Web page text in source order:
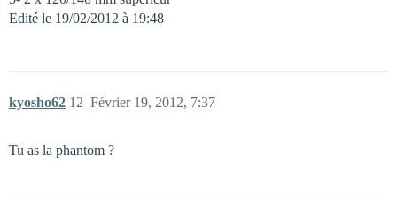
Edité le 19/02/2012 à 19:48
kyosho62 Février 19, 2012, 7:37
12
Tu as la phantom ?